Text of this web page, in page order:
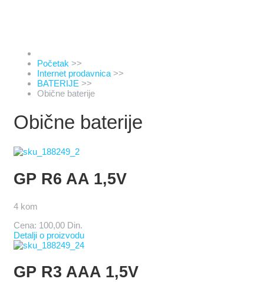
Početak >>
Internet prodavnica >>
BATERIJE >>
Obične baterije
Obične baterije
GP R6 AA 1,5V
4 kom
Cena: 100,00 Din.
Detalji o proizvodu
GP R3 AAA 1,5V